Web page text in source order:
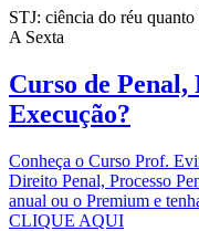
STJ: ciência do réu
A Sexta
Curso de Penal,
Execução?
Conheça o Curso Prof.
Direito Penal, Processo
anual ou o Premium e
CLIQUE AQUI